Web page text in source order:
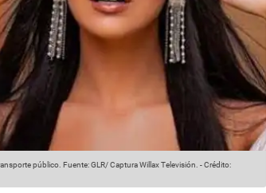
público. Fuente: GLR/ Captura Willax Televisión. -Crédito: